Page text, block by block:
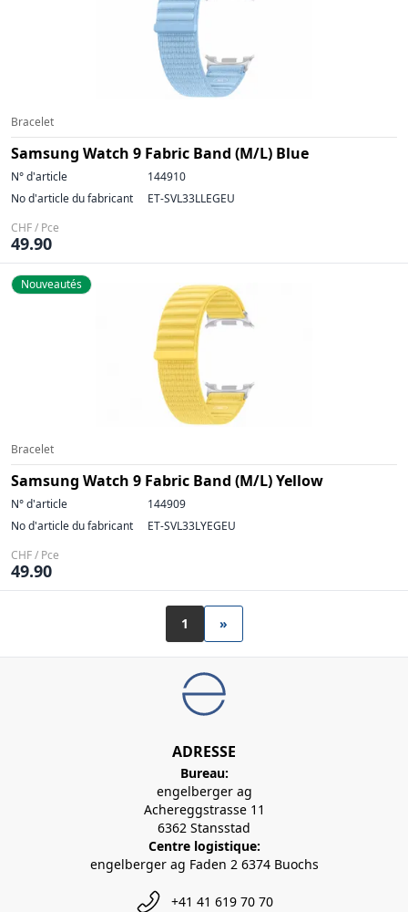
Bracelet
Samsung Watch 9 Fabric Band (M/L) Blue
N° d'article
144910
No d'article du fabricant
ET-SVL33LLEGEU
CHF / Pce
49.90
Nouveautés
Bracelet
Samsung Watch 9 Fabric Band (M/L) Yellow
N° d'article
144909
No d'article du fabricant
ET-SVL33LYEGEU
CHF / Pce
49.90
1 »
ADRESSE
Bureau:
engelberger ag
Achereggstrasse 11
6362 Stansstad
Centre logistique:
engelberger ag Faden 2 6374 Buochs
+41 41 619 70 70